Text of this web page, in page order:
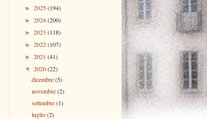
► 2025(194)
► 2024(200)
► 2023 (118)
► 2022(107)
► 2021 (41)
▼ 2020(22)
dicembre(5)
novembre(2)
settembre(1)
luglio(2)